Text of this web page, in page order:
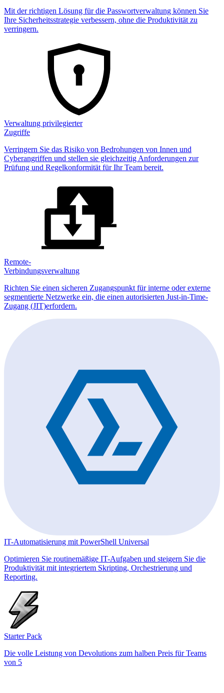
Mit der richtigen Lösung für die Passwortverwaltung können Sie
Ihre Sicherheitsstrategie verbessern, ohne die Produktivität zu
verringern.
Verwaltung privilegierter
Zugriffe
Verringern Sie das Risiko von Bedrohungen von Innen und
Cyberangriffen und stellen sie gleichzeitig Anforderungen zur
Prüfung und Regelkonformität für Ihr Team bereit.
Remote-
Verbindungsverwaltung
Richten Sie einen sicheren Zugangspunkt für interne oder externe
segmentierte Netzwerke ein, die einen autorisierten Just-in-Time-
Zugang (JIT)erfordern.
IT-Automatisierung mit PowerShell Universal
Optimieren Sie routinemäßige IT-Aufgaben und steigern Sie die
Produktivität mit integriertem Skripting, Orchestrierung und
Reporting.
Starter Pack
Die volle Leistung von Devolutions zum halben Preis für Teams
von 5